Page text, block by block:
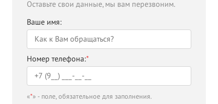
Оставьте свои данные, мы вам перезвоним.
Ваше имя:
Номер телефона:*
«*» - поле, обязательное для заполнения.